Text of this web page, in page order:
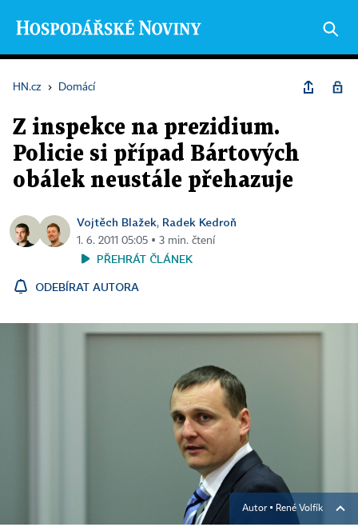
HN.cz › Domácí
Z inspekce na prezidium.
Policie si případ Bártových
obálek neustále přehazuje
Vojtěch Blažek, Radek Kedroň
1. 6. 2011 05:05 ▪ 3 min. čtení
PŘEHRÁT ČLÁNEK
ODEBÍRAT AUTORA
Autor ▪ René Volfík